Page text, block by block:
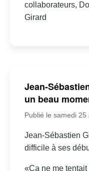
collaborateurs,
Girard
Jean-
un beau
Publié le samedi 25
Jean-Sébastien
difficile à ses
«Ça ne me